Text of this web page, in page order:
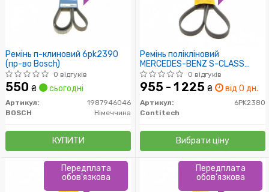
Ремінь п-клиновий 6pk2390
(пр-во Bosch)
0 відгуків
550 ₴ сьогодні
Артикул:
1987946046
BOSCH
Німеччина
КУПИТИ
Ремінь полікліновий
MERCEDES-BENZ S-CLASS
(W220) S 350 06/03-08/05
(Пр-во ContiTech)
0 відгуків
955 - 1 225 ₴ від 0 дн.
Артикул:
6PK2380
Contitech
Вибрати ціну
Передплата
обов'язкова
Передплата
обов'язкова